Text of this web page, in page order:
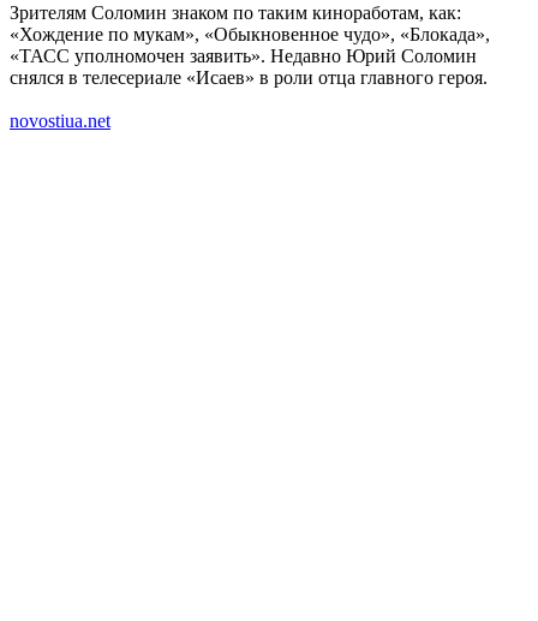
Зрителям Соломин знаком по таким киноработам, как:
«Хождение по мукам», «Обыкновенное чудо», «Блокада»,
«ТАСС уполномочен заявить». Недавно Юрий Соломин
снялся в телесериале «Исаев» в роли отца главного героя.
novostiua.net